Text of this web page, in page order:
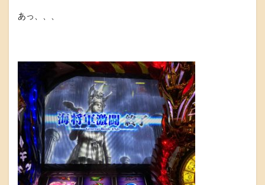
あっ、、、